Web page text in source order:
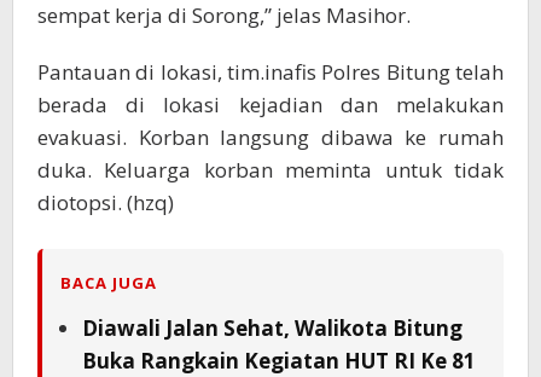
sempat kerja di Sorong,” jelas Masihor.
Pantauan di lokasi, tim.inafis Polres Bitung telah
berada di lokasi kejadian dan melakukan
evakuasi. Korban langsung dibawa ke rumah
duka. Keluarga korban meminta untuk tidak
diotopsi. (hzq)
BACA JUGA
Diawali Jalan Sehat, Walikota Bitung
Buka Rangkain Kegiatan HUT RI Ke 81